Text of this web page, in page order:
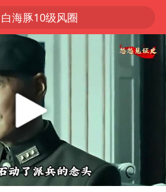
白海豚10级风圈
上海暴雨红色预警
周星驰母亲现身香港路演现场
王传君 《披荆斩棘》
05:59